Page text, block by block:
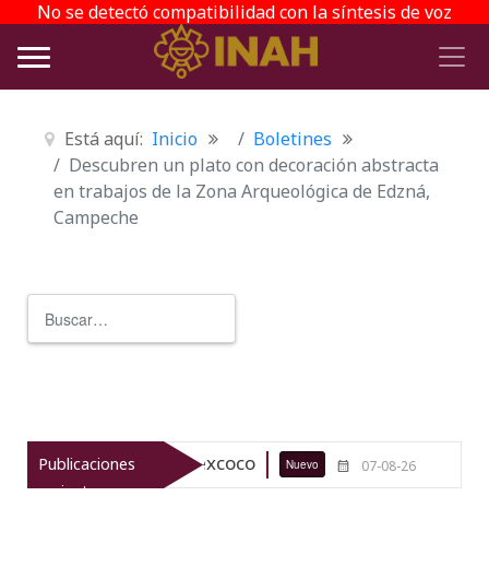
No se detectó compatibilidad con la síntesis de voz
Está aquí: Inicio
Boletines
Descubren un plato con decoración abstracta
en trabajos de la Zona Arqueológica de Edzná,
Campeche
Publicaciones
recientes
de Texcoco Nuevo 07-08-26 El viaje del